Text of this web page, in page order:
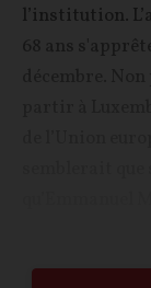
l’institution.